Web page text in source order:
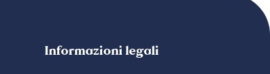
Informazioni legali